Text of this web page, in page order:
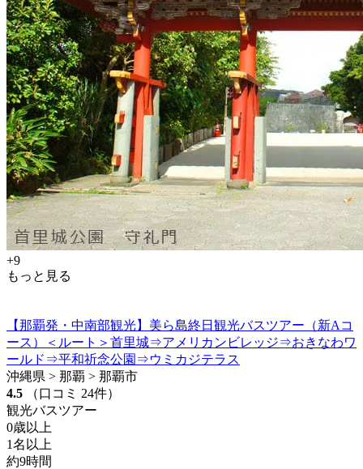
+9
もっと見る
【那覇発・中南部観光】美ら島終日観光バスツアー（新Aコ
ース）＜ルート＞首里城⇒アメリカンビレッジ⇒おきなわワ
ールド⇒平和祈念公園⇒ウミカジテラス
沖縄県 > 那覇 > 那覇市
4.5
（口コミ 24件）
観光バスツアー
0歳以上
1名以上
約9時間